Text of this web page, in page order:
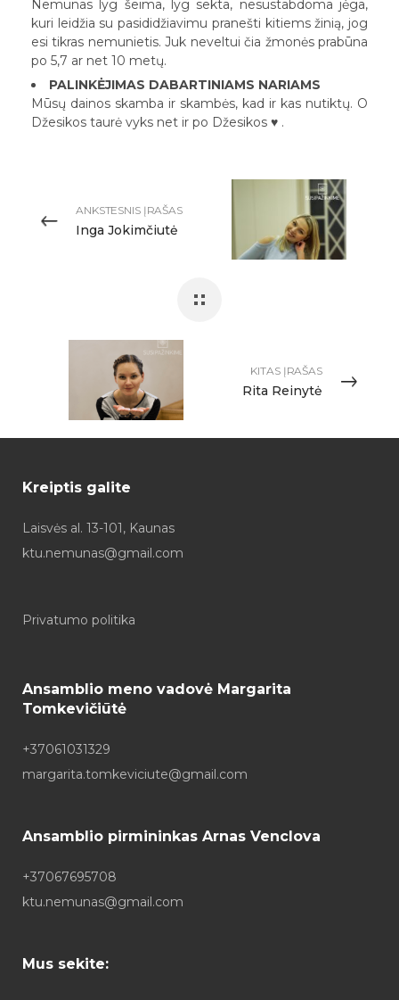
Nemunas lyg šeima, lyg sekta, nesustabdoma jėga,
kuri leidžia su pasididžiavimu pranešti kitiems žinią, jog
esi tikras nemunietis. Juk neveltui čia žmonės prabūna
po 5,7 ar net 10 metų.
PALINKĖJIMAS DABARTINIAMS NARIAMS
Mūsų dainos skamba ir skambės, kad ir kas nutiktų. O
Džesikos taurė vyks net ir po Džesikos ♥ .
ANKSTESNIS ĮRAŠAS
Inga Jokimčiutė
KITAS ĮRAŠAS
Rita Reinytė
Kreiptis galite
Laisvės al. 13-101, Kaunas
ktu.nemunas@gmail.com
Privatumo politika
Ansamblio meno vadovė Margarita
Tomkevičiūtė
+37061031329
margarita.tomkeviciute@gmail.com
Ansamblio pirmininkas Arnas Venclova
+37067695708
ktu.nemunas@gmail.com
Mus sekite: